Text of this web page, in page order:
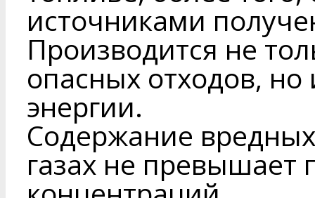
источниками
Производится не
опасных отходов,
энергии.
Содержание
газах не превышает